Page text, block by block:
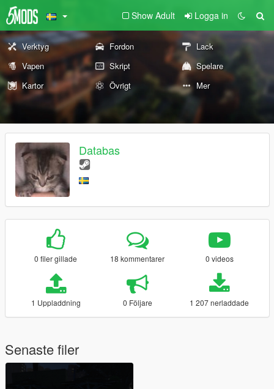
Show Adult Logga in
Verktyg Fordon
Lack
Vapen
Skript
Spelare
Kartor
Övrigt Mer
Databas
0 filer gillade 18 kommentarer 0 videos
1 Uppladdning 0 Följare 1 207 nerladdade
Senaste filer